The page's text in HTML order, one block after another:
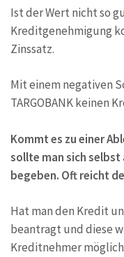
Ist der Wert nicht so
Kreditgenehmigung
Zinssatz.
Mit einem negativen
TARGOBANK keinen
Kommt es zu einer
sollte man sich selbst
begeben. Oft reicht
Hat man den Kredit
beantragt und diese
Kreditnehmer